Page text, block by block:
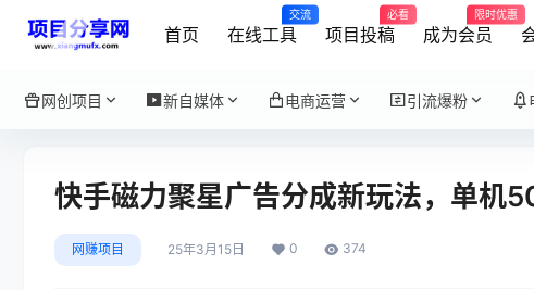
首页 在线工具
交流
项目投稿
必看
成为会员
限时优惠
网创项目 新自媒体 电商运营 引流爆粉
快手磁力聚星广告分成新玩法，单机
网赚项目 25年3月15日 0 374